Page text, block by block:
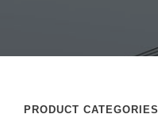
PRODUCT CATEGORIES